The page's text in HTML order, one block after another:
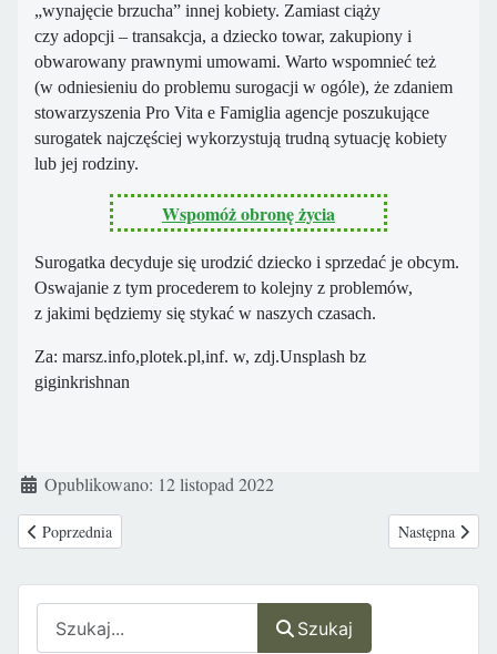
Szukaj
„wynajęcie brzucha” innej kobiety. Zamiast ciąży
czy adopcji – transakcja, a dziecko towar, zakupiony i
obwarowany prawnymi umowami. Warto wspomnieć też
(w odniesieniu do problemu surogacji w ogóle), że zdaniem
stowarzyszenia Pro Vita e Famiglia agencje poszukujące
surogatek najczęściej wykorzystują trudną sytuację kobiety
lub jej rodziny.
Wspomóż obronę życia
Surogatka decyduje się urodzić dziecko i sprzedać je obcym.
Oswajanie z tym procederem to kolejny z problemów,
z jakimi będziemy się stykać w naszych czasach.
Za: marsz.info,plotek.pl,inf. w, zdj.Unsplash bz
giginkrishnan
Szczegóły
Opublikowano: 12 listopad 2022
Poprzednia strona: „Byłe dziecko trans” – Chloe Cole pozywa lekarzy za
Poprzednia Następna
Następna